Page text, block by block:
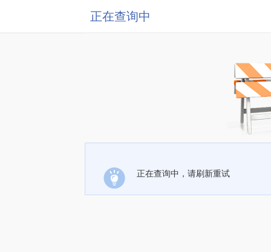
正在查询中
正在查询中，请刷新重试